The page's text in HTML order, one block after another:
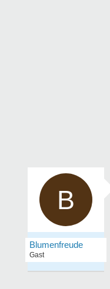
B
Blumenfreude
Gast